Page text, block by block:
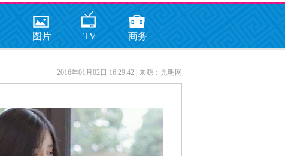
图片 TV 商务
2016年01月02日 16:29:42 | 来源：光明网